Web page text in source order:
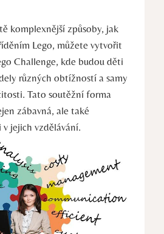
komplexnější způsoby, jak
Lego,​ můžete vytvořit
Challenge, kde ⁤budou děti⁣
různých ‍obtížností a‌ samy
Tato soutěžní forma⁤
zábavná,​ ale také
jejich ‍vzdělávání.